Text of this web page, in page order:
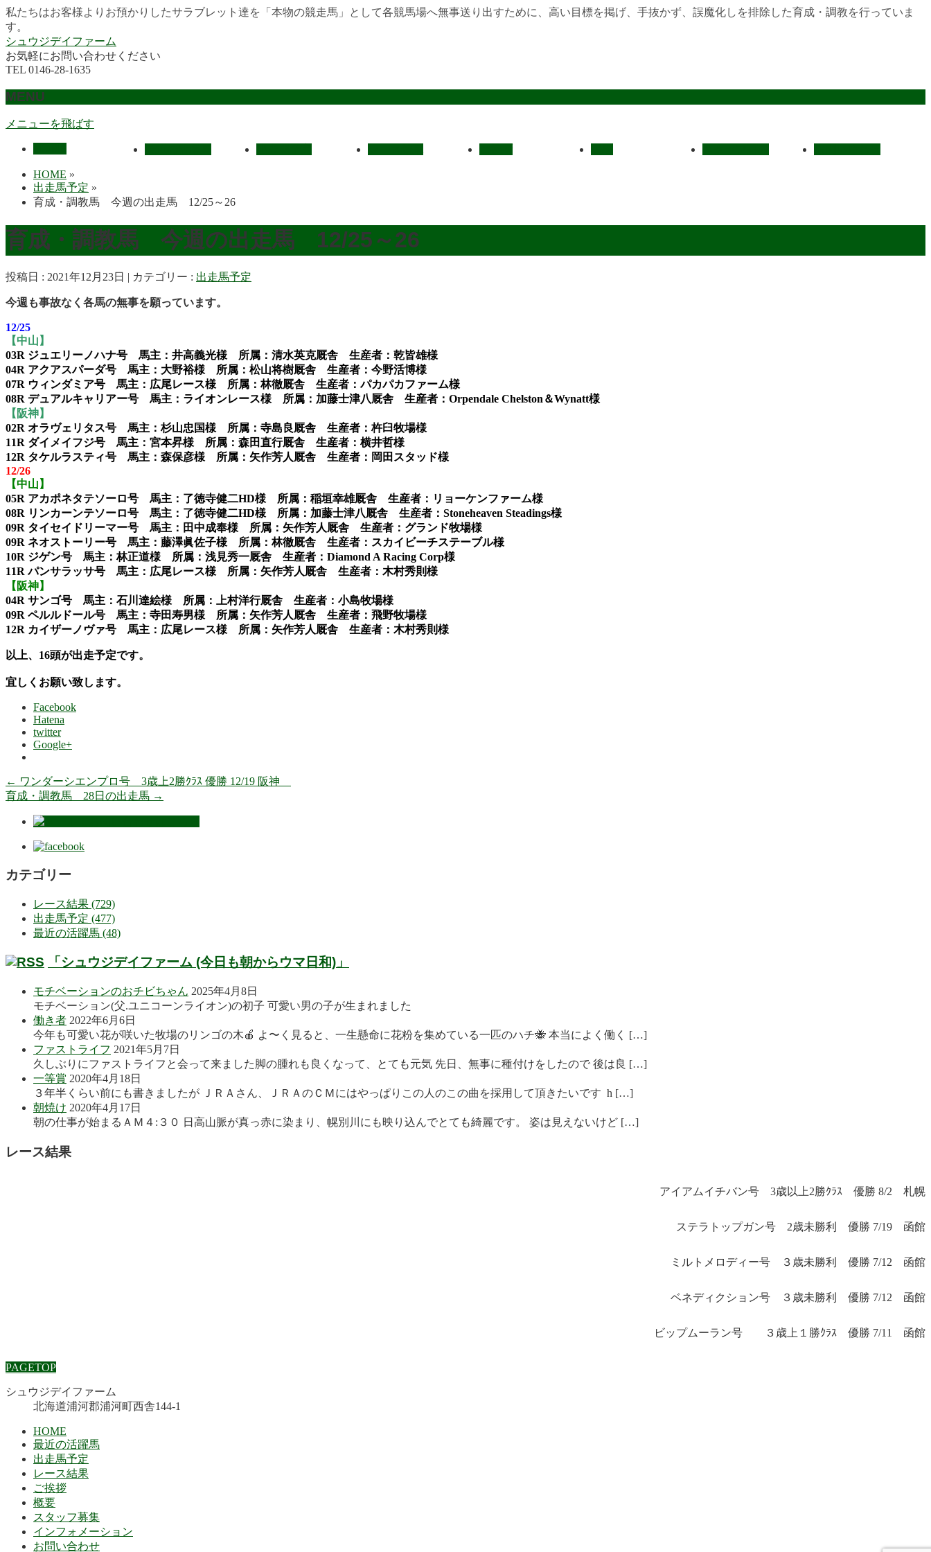
私たちはお客様よりお預かりしたサラブレット達を「本物の競走馬」として各競馬場へ無事送り出すために、高い目標を掲げ、手抜かず、誤魔化しを排除した育成・調教を行っていま
す。
シュウジデイファーム
お気軽にお問い合わせください
TEL 0146-28-1635
MENU
メニューを飛ばす
HOME »
出走馬予定 »
育成・調教馬 今週の出走馬 12/25～26
育成・調教馬 今週の出走馬 12/25～26
投稿日 : 2021年12月23日 カテゴリー : 出走馬予定
今週も事故なく各馬の無事を願っています。
12/25
【中山】
03R ジュエリーノハナ号 馬主：井高義光様 所属：清水英克厩舎 生産者：乾皆雄様
04R アクアスパーダ号 馬主：大野裕様 所属：松山将樹厩舎 生産者：今野活博様
07R ウィンダミア号 馬主：広尾レース様 所属：林徹厩舎 生産者：パカパカファーム様
08R デュアルキャリアー号 馬主：ライオンレース様 所属：加藤士津八厩舎 生産者：Orpendale Chelston＆Wynatt様
【阪神】
02R オラヴェリタス号 馬主：杉山忠国様 所属：寺島良厩舎 生産者：杵臼牧場様
11R ダイメイフジ号 馬主：宮本昇様 所属：森田直行厩舎 生産者：横井哲様
12R タケルラスティ号 馬主：森保彦様 所属：矢作芳人厩舎 生産者：岡田スタッド様
12/26
【中山】
05R アカポネタテソーロ号 馬主：了徳寺健二HD様 所属：稲垣幸雄厩舎 生産者：リョーケンファーム様
08R リンカーンテソーロ号 馬主：了徳寺健二HD様 所属：加藤士津八厩舎 生産者：Stoneheaven Steadings様
09R タイセイドリーマー号 馬主：田中成奉様 所属：矢作芳人厩舎 生産者：グランド牧場様
09R ネオストーリー号 馬主：藤澤眞佐子様 所属：林徹厩舎 生産者：スカイビーチステーブル様
10R ジゲン号 馬主：林正道様 所属：浅見秀一厩舎 生産者：Diamond A Racing Corp様
11R パンサラッサ号 馬主：広尾レース様 所属：矢作芳人厩舎 生産者：木村秀則様
【阪神】
04R サンゴ号 馬主：石川達絵様 所属：上村洋行厩舎 生産者：小島牧場様
09R ペルルドール号 馬主：寺田寿男様 所属：矢作芳人厩舎 生産者：飛野牧場様
12R カイザーノヴァ号 馬主：広尾レース様 所属：矢作芳人厩舎 生産者：木村秀則様
以上、16頭が出走予定です。
宜しくお願い致します。
Facebook
Hatena
twitter
Google+
← ワンダーシエンプロ号 3歳上2勝ｸﾗｽ 優勝 12/19 阪神
育成・調教馬 28日の出走馬 →
カテゴリー
レース結果 (729)
出走馬予定 (477)
最近の活躍馬 (48)
「シュウジデイファーム (今日も朝からウマ日和)」
モチベーションのおチビちゃん 2025年4月8日
モチベーション(父.ユニコーンライオン)の初子 可愛い男の子が生まれました
働き者 2022年6月6日
今年も可愛い花が咲いた牧場のリンゴの木🍎 よ〜く見ると、一生懸命に花粉を集めている一匹のハチ🐝 本当によく働く […]
ファストライフ 2021年5月7日
久しぶりにファストライフと会って来ました脚の腫れも良くなって、とても元気 先日、無事に種付けをしたので 後は良 […]
一等賞 2020年4月18日
３年半くらい前にも書きましたが ＪＲＡさん、ＪＲＡのＣＭにはやっぱりこの人のこの曲を採用して頂きたいです h […]
朝焼け 2020年4月17日
朝の仕事が始まるＡＭ４:３０ 日高山脈が真っ赤に染まり、幌別川にも映り込んでとても綺麗です。 姿は見えないけど […]
レース結果
アイアムイチバン号 3歳以上2勝ｸﾗｽ 優勝 8/2 札幌
ステラトップガン号 2歳未勝利 優勝 7/19 函館
ミルトメロディー号 ３歳未勝利 優勝 7/12 函館
ベネディクション号 ３歳未勝利 優勝 7/12 函館
ビップムーラン号 ３歳上１勝ｸﾗｽ 優勝 7/11 函館
PAGETOP
シュウジデイファーム
北海道浦河郡浦河町西舎144-1
HOME
最近の活躍馬
出走馬予定
レース結果
ご挨拶
概要
スタッフ募集
インフォメーション
お問い合わせ